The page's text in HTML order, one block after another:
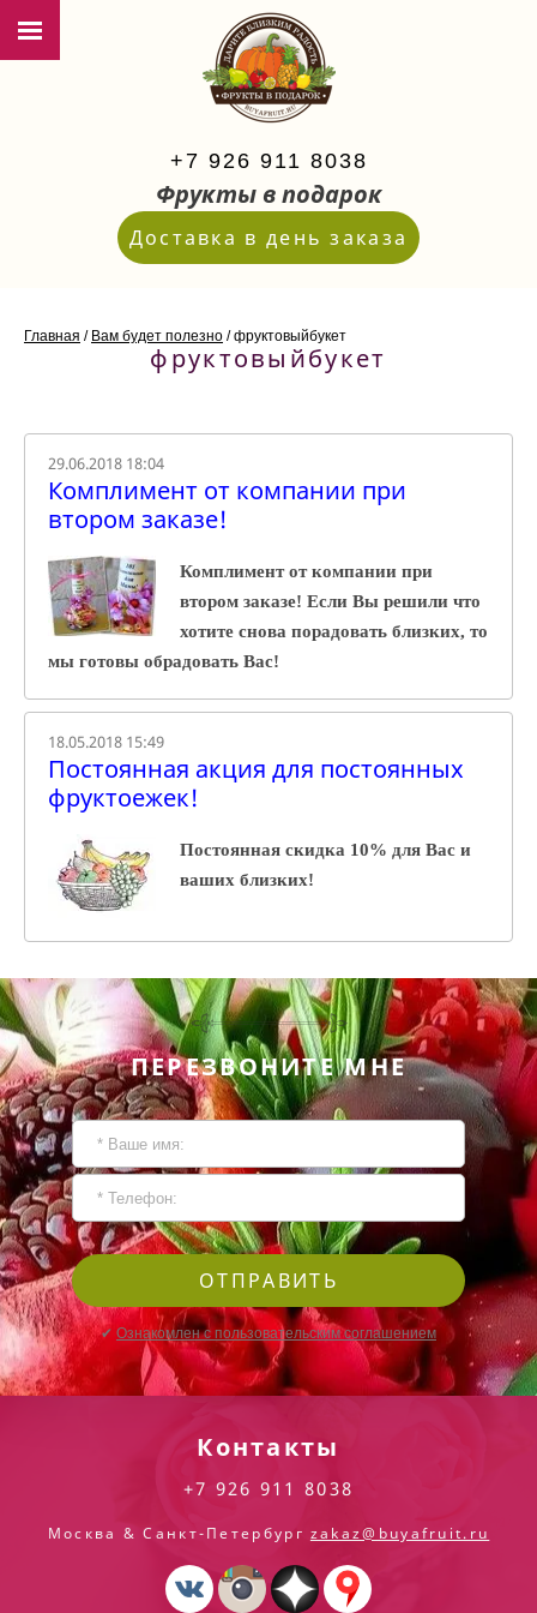
+7 926 911 8038
Фрукты в подарок
Доставка в день заказа
Главная / Вам будет полезно /фруктовыйбукет
фруктовыйбукет
29.06.2018 18:04
Комплимент от компании при
втором заказе!
Комплимент от компании при
втором заказе! Если Вы решили что
хотите снова порадовать близких, то
мы готовы обрадовать Вас!
18.05.2018 15:49
Постоянная акция для постоянных
фруктоежек!
Постоянная скидка 10% для Вас и
ваших близких!
ПЕРЕЗВОНИТЕ МНЕ
ОТПРАВИТЬ
✔ Ознакомлен с пользовательским соглашением
Контакты
+7 926 911 8038
Москва & Санкт-Петербург zakaz@buyafruit.ru